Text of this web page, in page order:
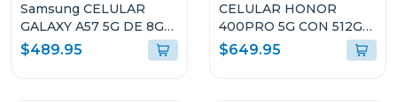
Samsung CELULAR
GALAXY A57 5G DE 8GB
RAM Y 256GB
ALMACENAMIENTO
$489.95
CELULAR HONOR
400PRO 5G CON 512GB
DE ALMACENAMIENTO
Y 12GB DE RAM GRIS
$649.95